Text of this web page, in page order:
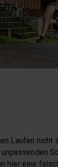
Laufen nicht
hier eine